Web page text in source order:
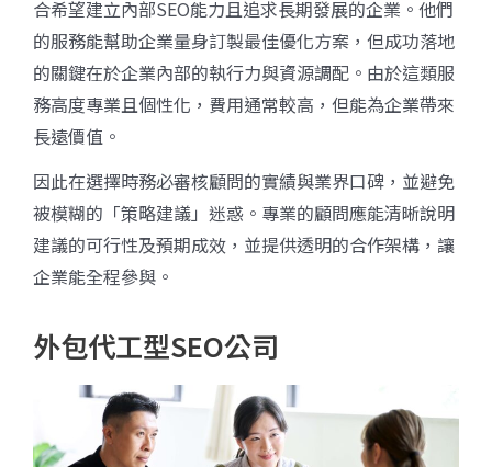
合希望建立內部SEO能力且追求長期發展的企業。他們
的服務能幫助企業量身訂製最佳優化方案，但成功落地
的關鍵在於企業內部的執行力與資源調配。由於這類服
務高度專業且個性化，費用通常較高，但能為企業帶來
長遠價值。
因此在選擇時務必審核顧問的實績與業界口碑，並避免
被模糊的「策略建議」迷惑。專業的顧問應能清晰說明
建議的可行性及預期成效，並提供透明的合作架構，讓
企業能全程參與。
外包代工型SEO公司